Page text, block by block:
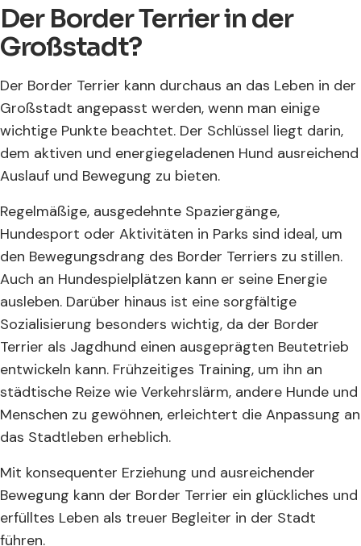
Der Border Terrier in der
Großstadt?
Der Border Terrier kann durchaus an das Leben in der
Großstadt angepasst werden, wenn man einige
wichtige Punkte beachtet. Der Schlüssel liegt darin,
dem aktiven und energiegeladenen Hund ausreichend
Auslauf und Bewegung zu bieten.
Regelmäßige, ausgedehnte Spaziergänge,
Hundesport oder Aktivitäten in Parks sind ideal, um
den Bewegungsdrang des Border Terriers zu stillen.
Auch an Hundespielplätzen kann er seine Energie
ausleben. Darüber hinaus ist eine sorgfältige
Sozialisierung besonders wichtig, da der Border
Terrier als Jagdhund einen ausgeprägten Beutetrieb
entwickeln kann. Frühzeitiges Training, um ihn an
städtische Reize wie Verkehrslärm, andere Hunde und
Menschen zu gewöhnen, erleichtert die Anpassung an
das Stadtleben erheblich.
Mit konsequenter Erziehung und ausreichender
Bewegung kann der Border Terrier ein glückliches und
erfülltes Leben als treuer Begleiter in der Stadt
führen.